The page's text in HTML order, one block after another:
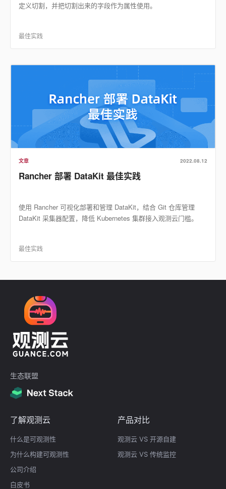
定义切割，并把切割出来的字段作为属性使用。
最佳实践
文章 2022.08.12
Rancher 部署 DataKit 最佳实践
使用 Rancher 可视化部署和管理 DataKit，结合 Git 仓库管理
DataKit 采集器配置，降低 Kubernetes 集群接入观测云门槛。
最佳实践
生态联盟
了解观测云
什么是可观测性
为什么构建可观测性
公司介绍
白皮书
产品对比
观测云 VS 开源自建
观测云 VS 传统监控